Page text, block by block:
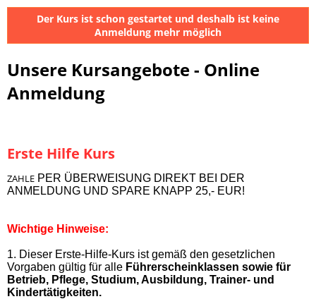
Der Kurs ist schon gestartet und deshalb ist keine
Anmeldung mehr möglich
Unsere Kursangebote - Online
Anmeldung
Erste Hilfe Kurs
ZAHLE PER ÜBERWEISUNG DIREKT BEI DER
ANMELDUNG UND SPARE KNAPP 25,- EUR!
Wichtige Hinweise:
1. Dieser Erste-Hilfe-Kurs ist gemäß den gesetzlichen
Vorgaben gültig für alle Führerscheinklassen sowie für
Betrieb, Pflege, Studium, Ausbildung, Trainer- und
Kindertätigkeiten.